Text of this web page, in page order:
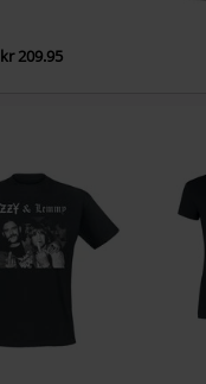
kr 209.95